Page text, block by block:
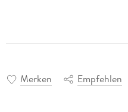
Merken Empfehlen